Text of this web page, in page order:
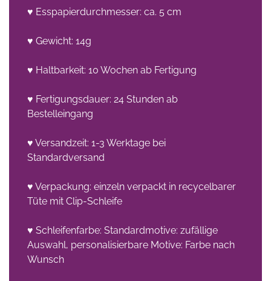
♥ Esspapierdurchmesser: ca. 5 cm
♥ Gewicht: 14g
♥ Haltbarkeit: 10 Wochen ab Fertigung
♥ Fertigungsdauer: 24 Stunden ab
Bestelleingang
♥ Versandzeit: 1-3 Werktage bei
Standardversand
♥ Verpackung: einzeln verpackt in recycelbarer
Tüte mit Clip-Schleife
♥ Schleifenfarbe: Standardmotive: zufällige
Auswahl, personalisierbare Motive: Farbe nach
Wunsch